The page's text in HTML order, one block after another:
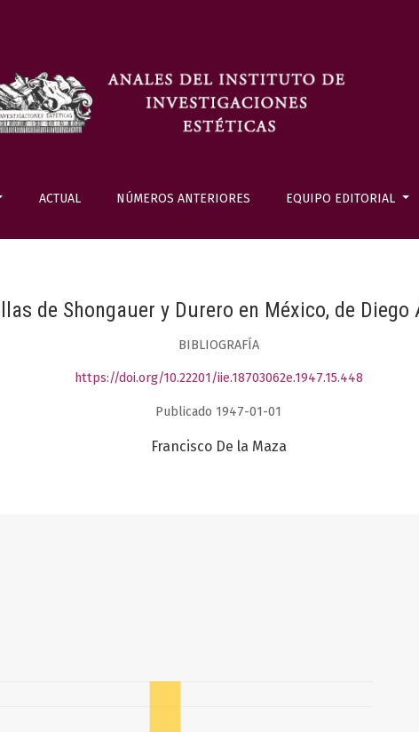
ACTUAL NÚMEROS ANTERIORES EQUIPO EDITORIAL
de Shongauer y Durero en México, de Diego
BIBLIOGRAFÍA
https://doi.org/10.22201/iie.18703062e.1947.15.448
Publicado 1947-01-01
Francisco De la Maza